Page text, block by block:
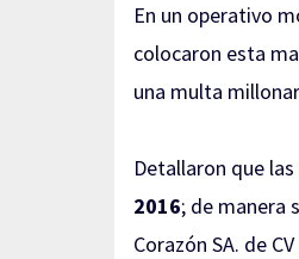
En un operativo
colocaron esta
una multa
Detallaron que
2016; de manera
Corazón SA. de